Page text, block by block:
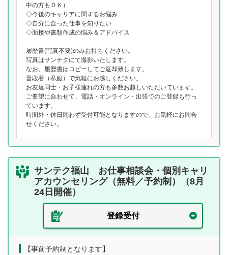
中の方もＯＫ）
◇今後のキャリアに関するお悩み
◇自分に合った仕事を知りたい
◇面接や書類作成の悩み＆アドバイス
履歴書(写真不要)のみお持ちください。
写真はサンテクにて撮影いたします。
なお、履歴書はコピーしてご返却致します。
普段着（私服）で気軽にお越しください。
お友達同士・お子様連れの方も多数お越しいただいています。
ご要望に合わせて、電話・オンライン・出張でのご登録も行っ
ています。
時間外・休日問わず受付可能となりますので、お気軽にお問合
せください。
サンテク福山 お仕事相談会・個別キャリ
アカウンセリング（無料／予約制）（8月
24日開催）
登録受付
【事前予約制となります】